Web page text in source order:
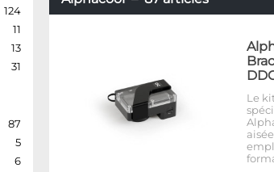
124
11
13
31
87
5
6
Le